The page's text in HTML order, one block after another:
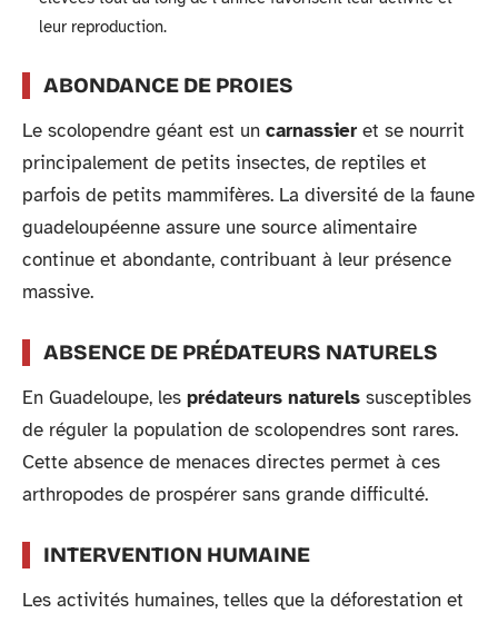
leur reproduction.
ABONDANCE DE PROIES
Le scolopendre géant est un carnassier et se nourrit
principalement de petits insectes, de reptiles et
parfois de petits mammifères. La diversité de la faune
guadeloupéenne assure une source alimentaire
continue et abondante, contribuant à leur présence
massive.
ABSENCE DE PRÉDATEURS NATURELS
En Guadeloupe, les prédateurs naturels susceptibles
de réguler la population de scolopendres sont rares.
Cette absence de menaces directes permet à ces
arthropodes de prospérer sans grande difficulté.
INTERVENTION HUMAINE
Les activités humaines, telles que la déforestation et